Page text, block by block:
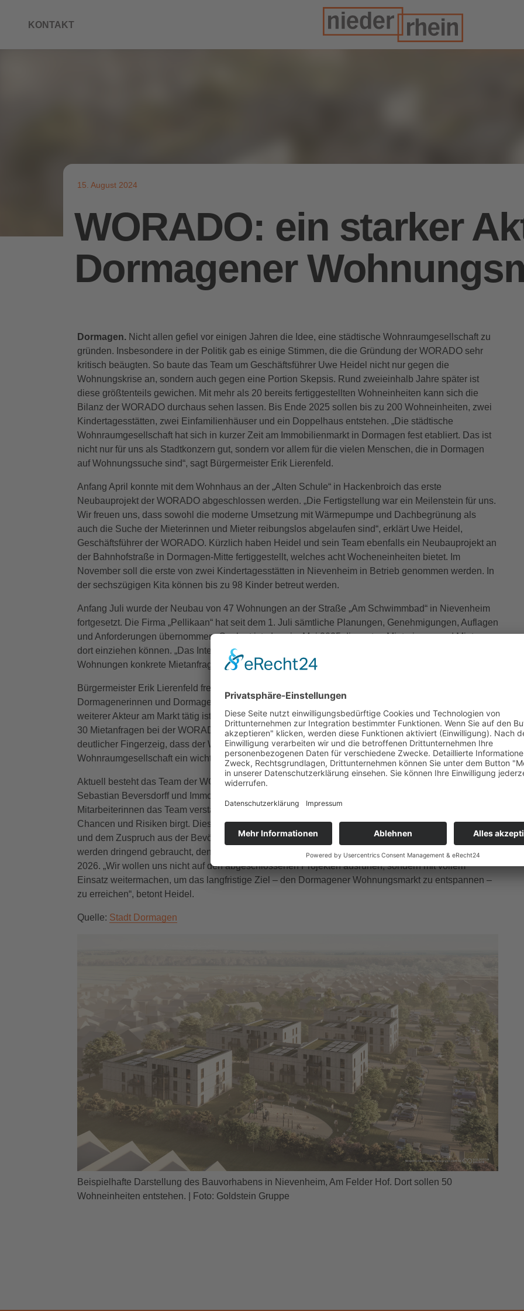
KONTAKT
15. August 2024
WORADO: ein starker
Dormagener
Dormagen. Nicht allen gefiel vor einigen Jahren die Idee, eine städtische Wohnraumgesellschaft zu
gründen. Insbesondere in der Politik gab es einige Stimmen, die die Gründung der WORADO sehr
kritisch beäugten. So baute das Team um Geschäftsführer Uwe Heidel nicht nur gegen die
Wohnungskrise an, sondern auch gegen eine Portion Skepsis. Rund zweieinhalb Jahre später ist
diese größtenteils gewichen. Mit mehr als 20 bereits fertiggestellten Wohneinheiten kann sich die
Bilanz der WORADO durchaus sehen lassen. Bis Ende 2025 sollen bis zu 200 Wohneinheiten, zwei
Kindertagesstätten, zwei Einfamilienhäuser und ein Doppelhaus entstehen. „Die städtische
Wohnraumgesellschaft hat sich in kurzer Zeit am Immobilienmarkt in Dormagen fest etabliert. Das ist
nicht nur für uns als Stadtkonzern gut, sondern vor allem für die vielen Menschen, die in Dormagen
auf Wohnungssuche sind“, sagt Bürgermeister Erik Lierenfeld.
Anfang April konnte mit dem Wohnhaus an der „Alten Schule“ in Hackenbroich das erste
Neubauprojekt der WORADO abgeschlossen werden. „Die Fertigstellung war ein Meilenstein für uns.
Wir freuen uns, dass sowohl die moderne Umsetzung mit Wärmepumpe und Dachbegrünung als
auch die Suche der Mieterinnen und Mieter reibungslos abgelaufen sind“, erklärt Uwe Heidel,
Geschäftsführer der WORADO. Kürzlich haben Heidel und sein Team ebenfalls ein Neubauprojekt an
der Bahnhofstraße in Dormagen-Mitte fertiggestellt, welches acht Wocheneinheiten bietet. Im
November soll die erste von zwei Kindertagesstätten in Nievenheim in Betrieb genommen werden. In
der sechszügigen Kita können bis zu 98 Kinder betreut werden.
Anfang Juli wurde der Neubau von 47 Wohnungen an der Straße „Am Schwimmbad“ in Nievenheim
fortgesetzt. Die Firma „Pellikaan“ hat seit dem 1. Juli sämtliche Planungen, Genehmigungen, Auflagen
und Anforderungen übernommen. Geplant ist, dass im Mai 2025 die ersten Mieterinnen und Mieter
dort einziehen können. „Das Interesse an den Wohnungen ist groß. Bereits jetzt liegen uns für alle
Wohnungen konkrete Mietanfragen vor“, so Heidel.
Bürgermeister Erik Lierenfeld freut sich über die positiven Rückmeldungen, die er von den
Dormagenerinnen und Dormagenern erhält: „Den Bürgerinnen und Bürgern ist es wichtig, dass ein
weiterer Akteur am Markt tätig ist, um den hohen Wohnungsbedarf abzudecken.“ Täglich gehen bis zu
30 Mietanfragen bei der WORADO ein, obwohl es derzeit keine einzige freie Wohnung gibt. „Ein
deutlicher Fingerzeig, dass der Wohnraum benötigt wird und die Gründung der
Wohnraumgesellschaft ein wichtiger Baustein für die Dormagener Zukunft ist.“
Aktuell besteht das Team der WORADO aus Geschäftsführer Uwe Heidel, Projektkoordinator
Sebastian Beversdorff und Immobilienkaufmann Baris Delibas. Im Oktober werden zwei neue
Mitarbeiterinnen das Team verstärken. „Der Bau- und Immobiliensektor ist ein volatiler Markt, der
Chancen und Risiken birgt. Diese Herausforderungen meistern wir mit einem hochmotivierten Team
und dem Zuspruch aus der Bevölkerung“, erklärt Uwe Heidel. Die beiden neuen Mitarbeiterinnen
werden dringend gebraucht, denn bereits jetzt laufen die ersten Gespräche zu den Projekten im Jahr
2026. „Wir wollen uns nicht auf den abgeschlossenen Projekten ausruhen, sondern mit vollem
Einsatz weitermachen, um das langfristige Ziel – den Dormagener Wohnungsmarkt zu entspannen –
zu erreichen“, betont Heidel.
Quelle: Stadt Dormagen
Beispielhafte Darstellung des Bauvorhabens in Nievenheim, Am Felder Hof. Dort sollen 50
Wohneinheiten entstehen. | Foto: Goldstein Gruppe